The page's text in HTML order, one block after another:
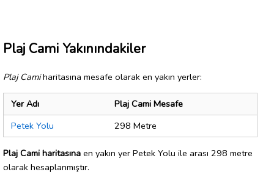
Plaj Cami Yakınındakiler
Plaj Camiharitasına mesafe olarak en yakın yerler:
Yer Adı
Plaj Cami Mesafe
Petek Yolu
298 Metre
Plaj Cami haritasına en yakın yer Petek Yolu ile arası 298 metre
olarak hesaplanmıştır.